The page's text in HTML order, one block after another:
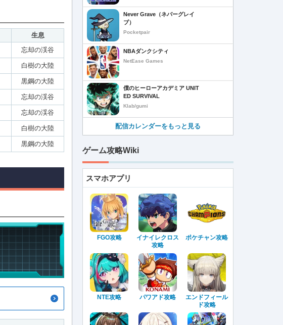
生息
忘却の渓谷
白樹の大陸
黒鋼の大陸
忘却の渓谷
忘却の渓谷
白樹の大陸
黒鋼の大陸
Never Grave（ネバーグレイ
ブ）
Pocketpair
NBAダンクシティ
NetEase Games
僕のヒーローアカデミア UNIT
ED SURVIVAL
Klab/gumi
配信カレンダーをもっと見る
ゲーム攻略Wiki
スマホアプリ
FGO攻略
イナイレクロス
攻略
ポケチャン攻略
NTE攻略 パワアド攻略
エンドフィール
ド攻略